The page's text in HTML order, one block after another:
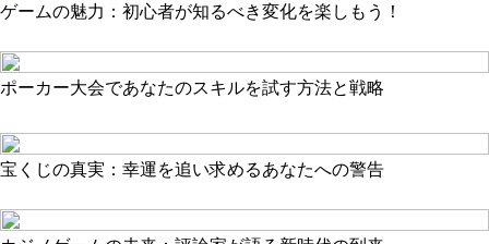
ゲームの魅力：初心者が知るべき変化を楽しもう！
ポーカー大会であなたのスキルを試す方法と戦略
宝くじの真実：幸運を追い求めるあなたへの警告